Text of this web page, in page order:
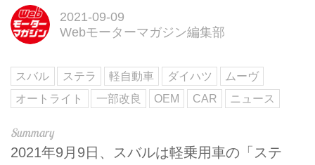
2021-09-09
Webモーターマガジン編集部
スバル ステラ 軽自動車 ダイハツ
ムーヴ
オートライト
一部改良 OEM CAR ニュース
2021年9月9日、スバルは軽乗用車の「ステ